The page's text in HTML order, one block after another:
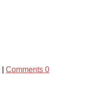
Comments 0